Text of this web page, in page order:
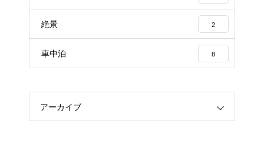
絶景 2
車中泊 8
アーカイブ